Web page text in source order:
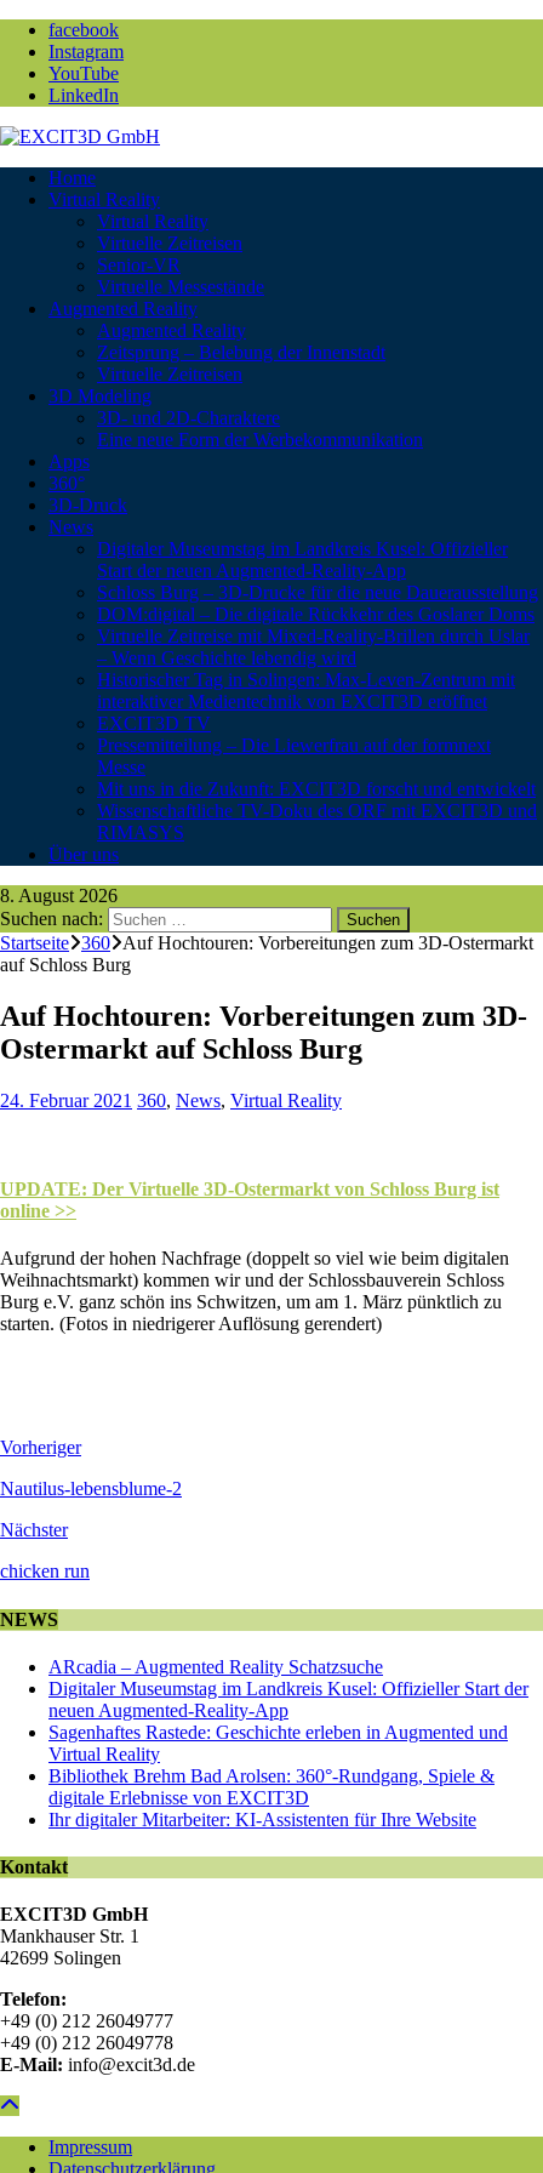
facebook
Instagram
YouTube
LinkedIn
Home
Virtual Reality
Virtual Reality
Virtuelle Zeitreisen
Senior-VR
Virtuelle Messestände
Augmented Reality
Augmented Reality
Zeitsprung – Belebung der Innenstadt
Virtuelle Zeitreisen
3D Modeling
3D- und 2D-Charaktere
Eine neue Form der Werbekommunikation
Apps
360°
3D-Druck
News
Digitaler Museumstag im Landkreis Kusel: Offizieller
Start der neuen Augmented-Reality-App
Schloss Burg – 3D-Drucke für die neue Dauerausstellung
DOM:digital – Die digitale Rückkehr des Goslarer Doms
Virtuelle Zeitreise mit Mixed-Reality-Brillen durch Uslar
– Wenn Geschichte lebendig wird
Historischer Tag in Solingen: Max-Leven-Zentrum mit
interaktiver Medientechnik von EXCIT3D eröffnet
EXCIT3D TV
Pressemitteilung – Die Liewerfrau auf der formnext
Messe
Mit uns in die Zukunft: EXCIT3D forscht und entwickelt
Wissenschaftliche TV-Doku des ORF mit EXCIT3D und
RIMASYS
Über uns
8. August 2026
Suchen nach:
Startseite 360
Auf Hochtouren: Vorbereitungen zum 3D-Ostermarkt
auf Schloss Burg
Auf Hochtouren: Vorbereitungen zum 3D-
Ostermarkt auf Schloss Burg
24. Februar 2021 360, News, Virtual Reality
UPDATE: Der Virtuelle 3D-Ostermarkt von Schloss Burg ist
online >>
Aufgrund der hohen Nachfrage (doppelt so viel wie beim digitalen
Weihnachtsmarkt) kommen wir und der Schlossbauverein Schloss
Burg e.V. ganz schön ins Schwitzen, um am 1. März pünktlich zu
starten. (Fotos in niedrigerer Auflösung gerendert)
Vorheriger
Nautilus-lebensblume-2
Nächster
chicken run
NEWS
ARcadia – Augmented Reality Schatzsuche
Digitaler Museumstag im Landkreis Kusel: Offizieller Start der
neuen Augmented-Reality-App
Sagenhaftes Rastede: Geschichte erleben in Augmented und
Virtual Reality
Bibliothek Brehm Bad Arolsen: 360°-Rundgang, Spiele &
digitale Erlebnisse von EXCIT3D
Ihr digitaler Mitarbeiter: KI-Assistenten für Ihre Website
Kontakt
EXCIT3D GmbH
Mankhauser Str. 1
42699 Solingen
Telefon:
+49 (0) 212 26049777
+49 (0) 212 26049778
E-Mail: info@excit3d.de
Impressum